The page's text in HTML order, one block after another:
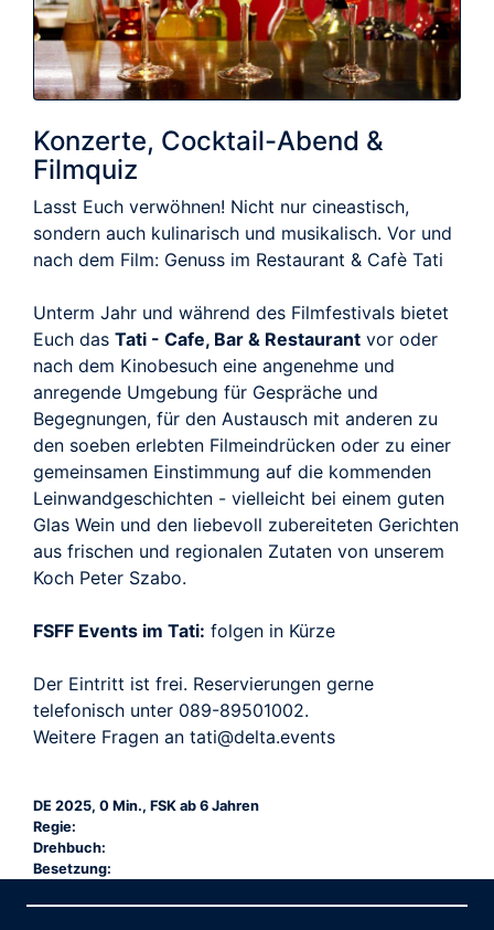
Konzerte, Cocktail-Abend &
Filmquiz
Lasst Euch verwöhnen! Nicht nur cineastisch,
sondern auch kulinarisch und musikalisch. Vor und
nach dem Film: Genuss im Restaurant & Cafè Tati
Unterm Jahr und während des Filmfestivals bietet
Euch das Tati - Cafe, Bar & Restaurant vor oder
nach dem Kinobesuch eine angenehme und
anregende Umgebung für Gespräche und
Begegnungen, für den Austausch mit anderen zu
den soeben erlebten Filmeindrücken oder zu einer
gemeinsamen Einstimmung auf die kommenden
Leinwandgeschichten - vielleicht bei einem guten
Glas Wein und den liebevoll zubereiteten Gerichten
aus frischen und regionalen Zutaten von unserem
Koch Peter Szabo.
FSFF Events im Tati: folgen in Kürze
Der Eintritt ist frei. Reservierungen gerne
telefonisch unter 089-89501002.
Weitere Fragen an tati@delta.events
DE 2025, 0 Min., FSK ab 6 Jahren
Regie:
Drehbuch:
Besetzung: